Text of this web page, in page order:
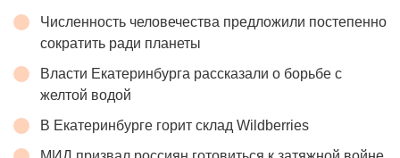
Численность человечества предложили постепенно
сократить ради планеты
Власти Екатеринбурга рассказали о борьбе с
желтой водой
В Екатеринбурге горит склад Wildberries